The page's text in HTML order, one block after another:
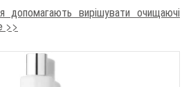
допомагають вирішувати очищаючі
>>